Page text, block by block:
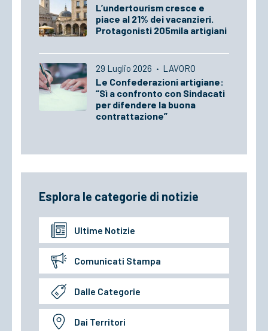
L’undertourism cresce e
piace al 21% dei vacanzieri.
Protagonisti 205mila artigiani
29 Luglio 2026 · LAVORO
Le Confederazioni artigiane:
“Sì a confronto con Sindacati
per difendere la buona
contrattazione”
Esplora le categorie di notizie
Ultime Notizie
Comunicati Stampa
Dalle Categorie
Dai Territori